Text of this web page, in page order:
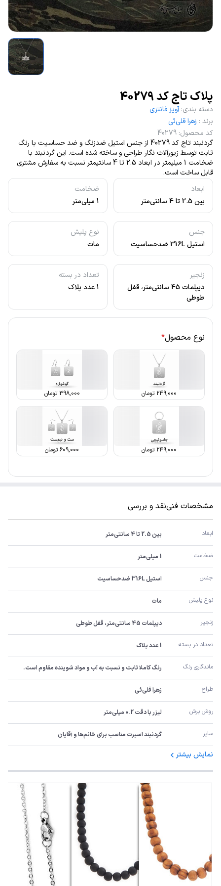
پلاک تاج کد 40279
ابعاد
بین 2.5 تا 4 سانتی‌متر
ضخامت
1 میلی‌متر
جنس
استیل 316L ضدحساسیت
نوع پلیش
مات
زنجیر
دیپلمات 45 سانتی‌متر، قفل
طوطی
تعداد در بسته
1 عدد پلاک
دسته بندی: آویز فانتزی
برند : زهرا قلی‌ئی
کد محصول:
40279
گردنبند تاج کد 40279 از جنس استیل ضدزنگ و ضد حساسیت با رنگ
ثابت توسط زیورآلات نگار طراحی و ساخته شده است. این گردنبند با
ضخامت 1 میلیمتر در ابعاد 2.5 تا 4 سانتیمتر نسبت به سفارش مشتری
قابل ساخت است.
نوع محصول*
249,000 تومان 398,000 تومان
249,000 تومان 609,000تومان
مشخصات فنینقد و بررسی
ابعاد بین 2.5 تا 4 سانتی‌متر
ضخامت 1 میلی‌متر
جنس استیل 316L ضدحساسیت
نوع پلیش مات
زنجیر دیپلمات 45 سانتی‌متر، قفل طوطی
تعداد در بسته 1 عدد پلاک
ماندگاری رنگ رنگ کاملا ثابت و نسبت به آب و مواد شوینده مقاوم است.
طراح زهرا قلی‌ئی
روش برش لیزر با دقت 0.2 میلی‌متر
سایر گردنبند اسپرت مناسب برای خانم‌ها و آقایان
نمایش بیشتر